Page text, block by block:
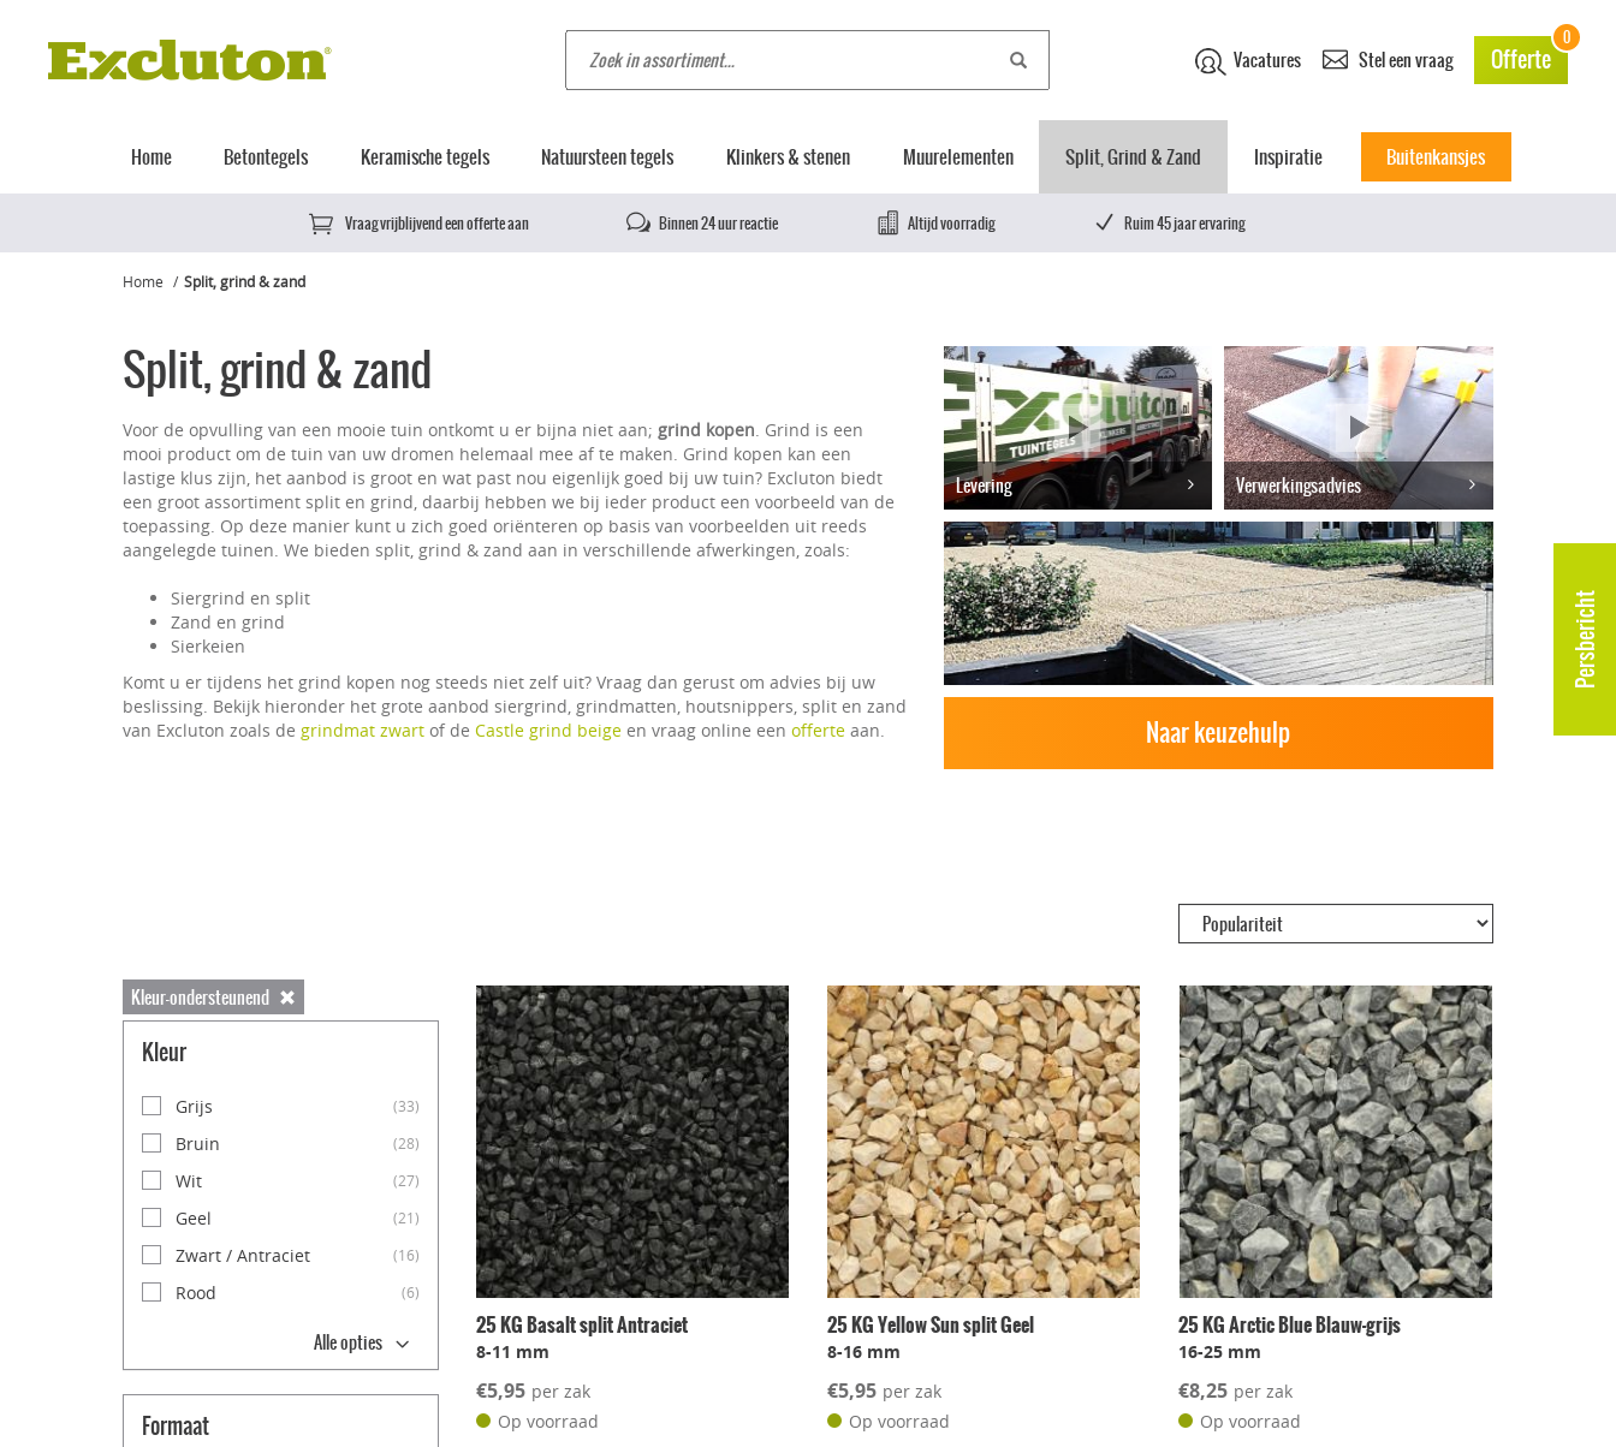
Persbericht
Vacatures Stel een vraag Offerte
0
Home Betontegels Keramische tegels Natuursteen tegels Klinkers & stenen Muurelementen Split, Grind & Zand Inspiratie Buitenkansjes
Vraag vrijblijvend een offerte aan Binnen 24 uur reactie Altijd voorradig Ruim 45 jaar ervaring
Home Split, grind & zand
Split, grind & zand
Voor de opvulling van een mooie tuin ontkomt u er bijna niet aan; grind kopen. Grind is een
mooi product om de tuin van uw dromen helemaal mee af te maken. Grind kopen kan een
lastige klus zijn, het aanbod is groot en wat past nou eigenlijk goed bij uw tuin? Excluton biedt
een groot assortiment split en grind, daarbij hebben we bij ieder product een voorbeeld van de
toepassing. Op deze manier kunt u zich goed oriënteren op basis van voorbeelden uit reeds
aangelegde tuinen. We bieden split, grind & zand aan in verschillende afwerkingen, zoals:
Siergrind en split
Zand en grind
Sierkeien
Komt u er tijdens het grind kopen nog steeds niet zelf uit? Vraag dan gerust om advies bij uw
beslissing. Bekijk hieronder het grote aanbod siergrind, grindmatten, houtsnippers, split en zand
van Excluton zoals de grindmat zwart of de Castle grind beige en vraag online een offerte aan.
Levering Verwerkingsadvies
Naar keuzehulp
Kleur-ondersteunend
Kleur
Grijs (33)
Bruin (28)
Wit (27)
Geel (21)
Zwart / Antraciet (16)
Rood (6)
Alle opties
Formaat
25 KG Basalt split Antraciet
8-11 mm
€5,95 per zak
Op voorraad
25 KG Yellow Sun split Geel
8-16 mm
€5,95 per zak
Op voorraad
25 KG Arctic Blue Blauw-grijs
16-25 mm
€8,25 per zak
Op voorraad